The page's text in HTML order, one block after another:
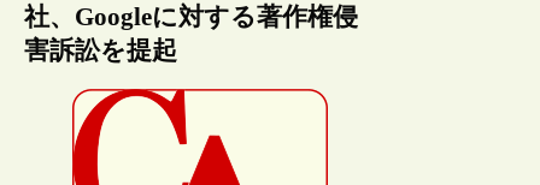
社、Googleに対する著作権侵
害訴訟を提起